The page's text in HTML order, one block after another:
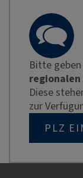
Bitte
Diese
zur
PLZ